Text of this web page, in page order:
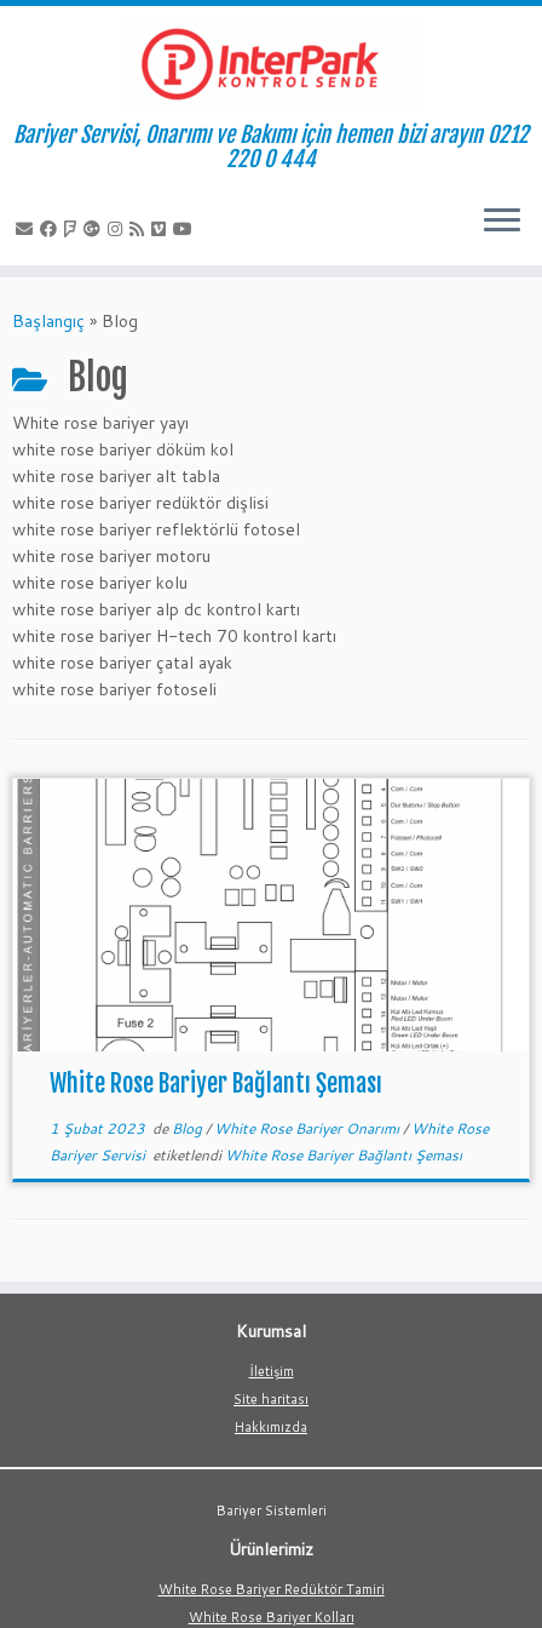
to
Bariyer Servisi, Onarımı ve Bakımı için hemen bizi arayın 0212
220 0 444
Başlangıç » Blog
Blog
White rose bariyer yayı
white rose bariyer döküm kol
white rose bariyer alt tabla
white rose bariyer redüktör dişlisi
white rose bariyer reflektörlü fotosel
white rose bariyer motoru
white rose bariyer kolu
white rose bariyer alp dc kontrol kartı
white rose bariyer H-tech 70 kontrol kartı
white rose bariyer çatal ayak
white rose bariyer fotoseli
White Rose Bariyer Bağlantı Şeması
1 Şubat 2023deBlog/ White Rose Bariyer Onarımı/ White Rose
Bariyer Servisi etiketlendi White Rose Bariyer Bağlantı Şeması
Kurumsal
İletişim
Site haritası
Hakkımızda
Bariyer Sistemleri
Ürünlerimiz
White Rose Bariyer Redüktör Tamiri
White Rose Bariyer Kolları